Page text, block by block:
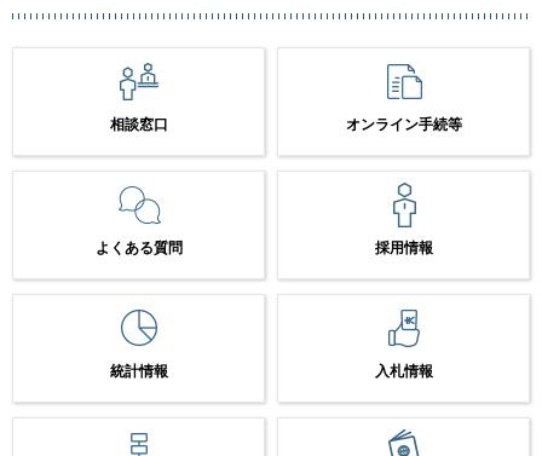
相談窓口 オンライン手続等
よくある質問 採用情報
統計情報 入札情報